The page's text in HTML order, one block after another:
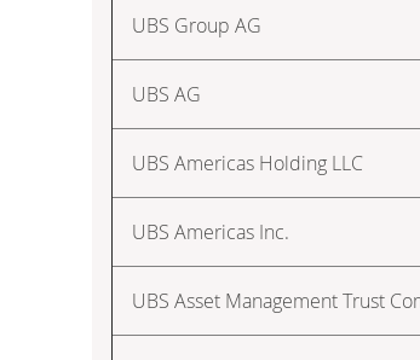
UBS Group AG
UBS AG
UBS Americas Holding LLC
UBS Americas Inc.
UBS Asset Management Trust